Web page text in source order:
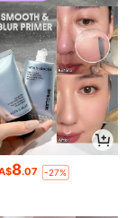
8.07 -27%